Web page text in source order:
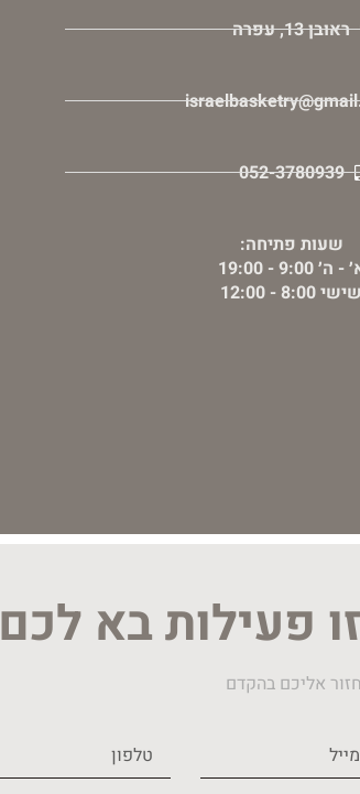
ראובן 13, עפרה
052-3780939
שעות פתיחה:
ה׳ 9:00 - 19:00
שישי 8:00 - 12:00
פעילות בא לכם
אליכם בהקדם